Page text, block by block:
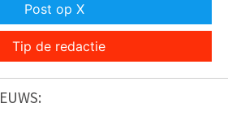
Post op X
Tip de redactie